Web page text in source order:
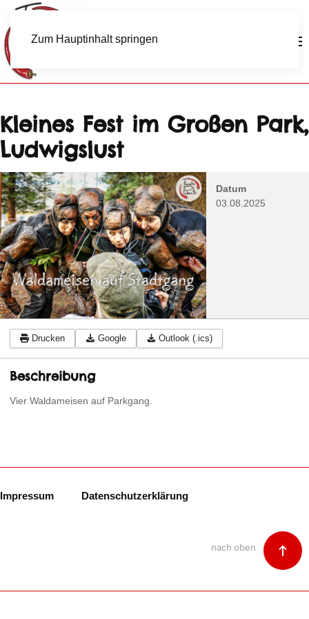
Zum Hauptinhalt springen
Kleines Fest im Großen Park,
Ludwigslust
Datum
03.08.2025
Drucken Google Outlook (.ics)
Beschreibung
Vier Waldameisen auf Parkgang.
Impressum Datenschutzerklärung
nach oben